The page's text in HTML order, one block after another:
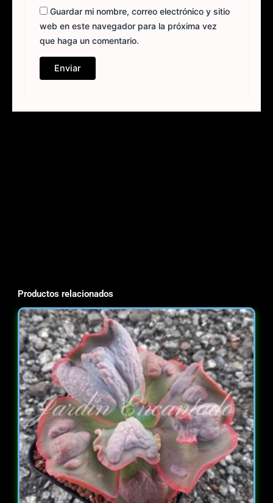
Guardar mi nombre, correo electrónico y sitio
web en este navegador para la próxima vez
que haga un comentario.
Productos relacionados